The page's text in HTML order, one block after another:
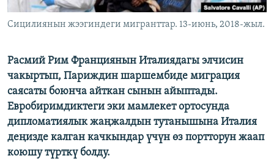
Сицилиянын жээгиндеги мигранттар. 13-июнь, 2018-жыл.
Расмий Рим Франциянын Италиядагы элчисин
чакыртып, Париждин шаршембиде миграция
саясаты боюнча айткан сынын айыптады.
Евробиримдиктеги эки мамлекет ортосунда
дипломатиялык жаңжалдын тутанышына Италия
деңизде калган качкындар үчүн өз портторун жаап
коюшу түрткү болду.